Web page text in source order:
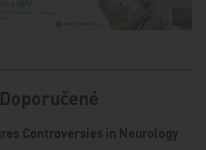
Doporučené
Controversies in Neurology